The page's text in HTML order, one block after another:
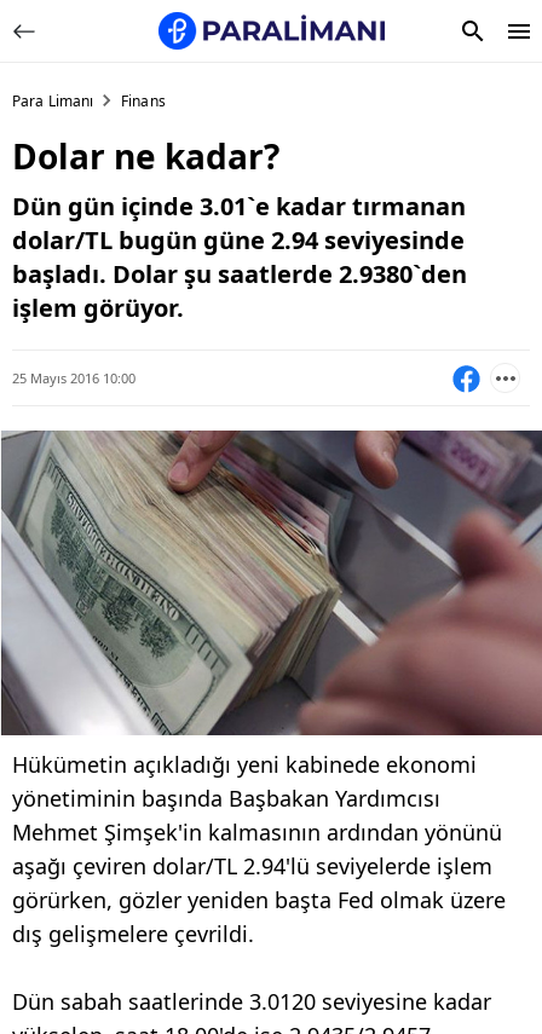
Para Limanı Finans
Dolar ne kadar?
Dün gün içinde 3.01`e kadar tırmanan
dolar/TL bugün güne 2.94 seviyesinde
başladı. Dolar şu saatlerde 2.9380`den
işlem görüyor.
25 Mayıs 2016 10:00
Hükümetin açıkladığı yeni kabinede ekonomi
yönetiminin başında Başbakan Yardımcısı
Mehmet Şimşek'in kalmasının ardından yönünü
aşağı çeviren dolar/TL 2.94'lü seviyelerde işlem
görürken, gözler yeniden başta Fed olmak üzere
dış gelişmelere çevrildi.
Dün sabah saatlerinde 3.0120 seviyesine kadar